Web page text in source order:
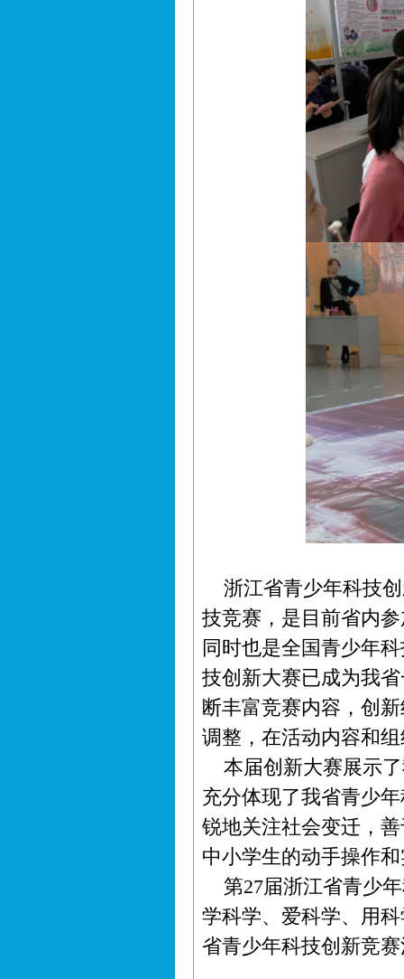
浙江省青少年科技创
技竞赛，是目前省内
同时也是全国青少年
技创新大赛已成为我
断丰富竞赛内容，创
调整，在活动内容和
本届创新大赛展示了
充分体现了我省青少
锐地关注社会变迁，
中小学生的动手操作
第27届浙江省青少
学科学、爱科学、用
省青少年科技创新竞